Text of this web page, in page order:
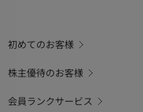
初めてのお客様
株主優待のお客様
会員ランクサービス